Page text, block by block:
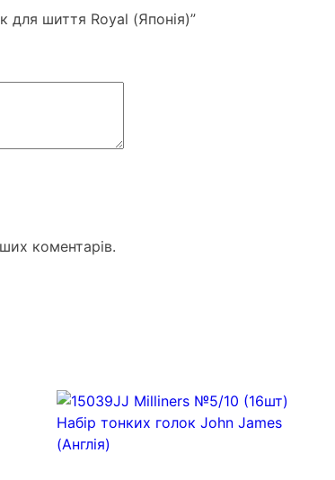
для шиття Royal (Японія)”
коментарів.